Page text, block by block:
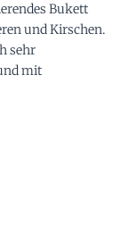
Bukett
und Kirschen.
sehr
mit